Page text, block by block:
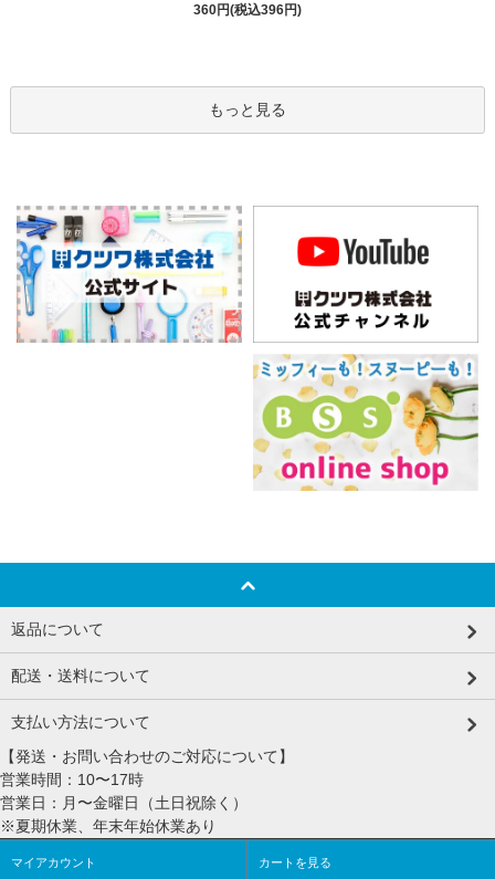
360円(税込396円)
もっと見る
返品について
配送・送料について
支払い方法について
【発送・お問い合わせのご対応について】
営業時間：10〜17時
営業日：月〜金曜日（土日祝除く）
※夏期休業、年末年始休業あり
マイアカウント カートを見る